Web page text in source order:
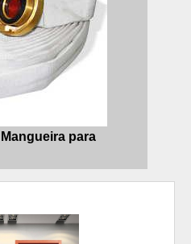
para